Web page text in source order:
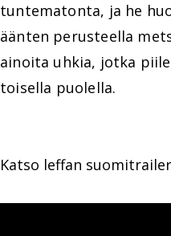
tuntematonta, ja he
äänten perusteella
ainoita uhkia, jotka
toisella puolella.
Katso leffan